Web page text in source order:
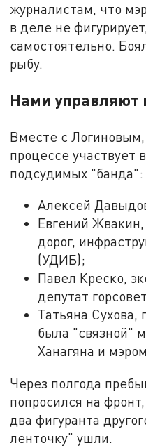
журналистам, что
в деле не
самостоятельно.
рыбу.
Нами управляют
Вместе с
процессе участвует
подсудимых "банда":
Алексей
Евгений Жвакин,
дорог,
(УДИБ);
Павел Креско,
депутат
Татьяна
была "связной"
Ханагяна и
Через полгода
попросился на
два фигуранта
ленточку" ушли.